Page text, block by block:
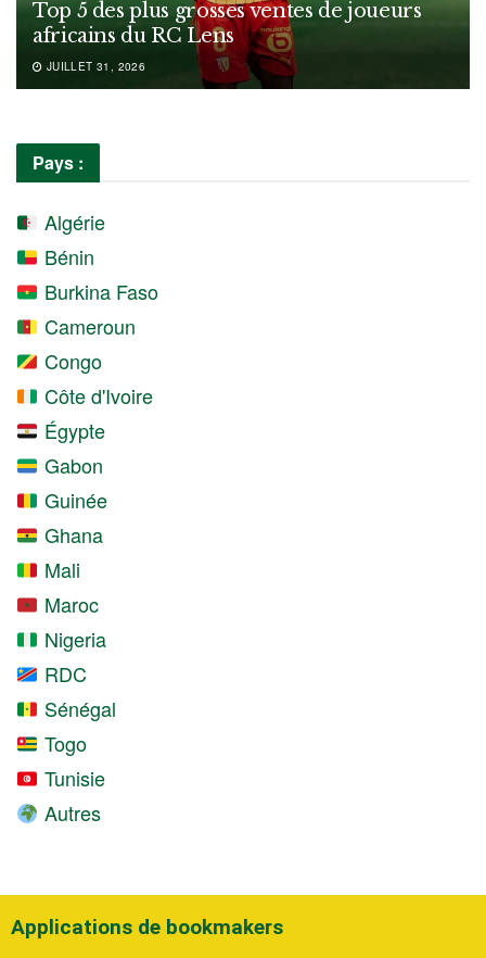
Top 5 des plus grosses ventes de joueurs
africains du RC Lens
JUILLET 31, 2026
Pays :
Algérie
Bénin
Burkina Faso
Cameroun
Congo
Côte d'Ivoire
Égypte
Gabon
Guinée
Ghana
Mali
Maroc
Nigeria
RDC
Sénégal
Togo
Tunisie
Autres
Applications de bookmakers